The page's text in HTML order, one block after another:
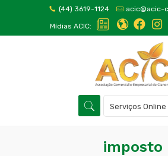
(44) 3619-1124 acic@acic-
Mídias ACIC:
Serviços Online
imposto